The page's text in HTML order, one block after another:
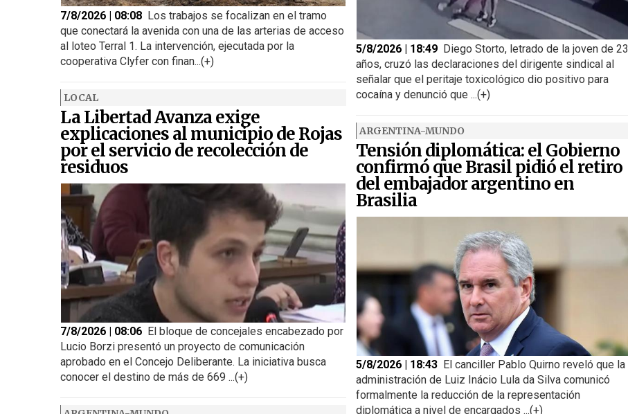
7/8/2026 | 08:08 Los trabajos se focalizan en el tramo
que conectará la avenida con una de las arterias de acceso
al loteo Terral 1. La intervención, ejecutada por la
cooperativa Clyfer con finan...(+)
LOCAL
La Libertad Avanza exige
explicaciones al municipio de Rojas
por el servicio de recolección de
residuos
7/8/2026 | 08:06 El bloque de concejales encabezado por
Lucio Borzi presentó un proyecto de comunicación
aprobado en el Concejo Deliberante. La iniciativa busca
conocer el destino de más de 669 ...(+)
5/8/2026 | 18:49 Diego Storto, letrado de la joven de 23
años, cruzó las declaraciones del dirigente sindical al
señalar que el peritaje toxicológico dio positivo para
cocaína y denunció que ...(+)
ARGENTINA-MUNDO
Tensión diplomática: el Gobierno
confirmó que Brasil pidió el retiro
del embajador argentino en
Brasilia
5/8/2026 | 18:43 El canciller Pablo Quirno reveló que la
administración de Luiz Inácio Lula da Silva comunicó
formalmente la reducción de la representación
diplomática a nivel de encargados ...(+)